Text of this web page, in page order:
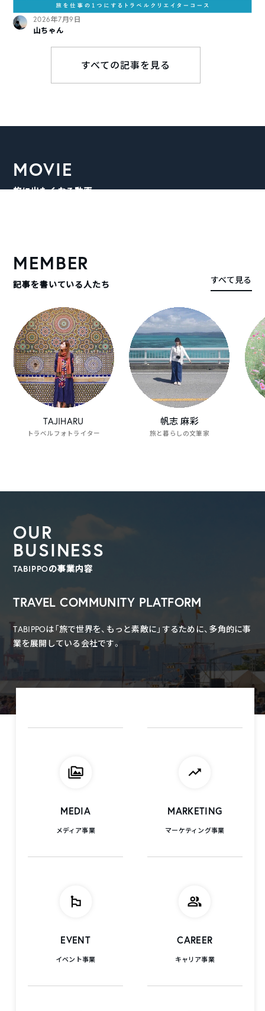
2026年7月9日
山ちゃん
すべての記事を見る
MOVIE
旅に出たくなる動画
動画一覧を見る
旅する女子コンテストグランプリによる、オホ
ーツク紋別旅行
【
の旅
MEMBER
記事を書いている人たち すべて見る
TAJIHARU
トラベルフォトライター
帆志 麻彩
旅と暮らしの文筆家
OUR
BUSINESS
TABIPPOの事業内容
TRAVEL COMMUNITY PLATFORM
TABIPPOは「旅で世界を、もっと素敵に」するために、多角的に事
業を展開している会社です。
MEDIA
メディア事業
MARKETING
マーケティング事業
EVENT
イベント事業
CAREER
キャリア事業